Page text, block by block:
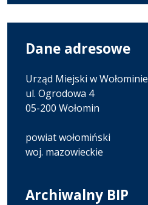
Dane adresowe
Urząd Miejski w Wołominie
ul. Ogrodowa 4
05-200 Wołomin
powiat wołomiński
woj. mazowieckie
Archiwalny BIP